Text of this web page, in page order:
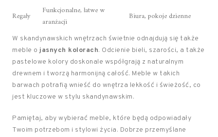
Regały
Funkcjonalne, łatwe w
aranżacji
Biura, pokoje dzienne
W skandynawskich wnętrzach świetnie odnajdują się także
meble ojasnych kolorach. Odcienie bieli, szarości, a także
pastelowe kolory doskonale współgrają z naturalnym
drewnem i tworzą harmonijną całość. Meble w takich
barwach potrafią wnieść do wnętrza lekkość i świeżość, co
jest kluczowe w stylu skandynawskim.
Pamiętaj, aby wybierać meble, które będą odpowiadały
Twoim potrzebom i stylowi życia. Dobrze przemyślane